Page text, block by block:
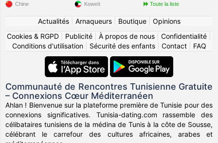
Chine Koweït Toute la liste
Actualités| Arnaqueurs| Boutique| Opinions
Cookies & RGPD
Publicité À propos de nous Confidentialité
Conditions d'utilisation| Sécurité des enfants| Contact| FAQ
Communauté de Rencontres Tunisienne Gratuite
– Connexions Cœur Méditerranéen
Ahlan ! Bienvenue sur la plateforme première de Tunisie pour des
connexions significatives. Tunisia-dating.com rassemble des
célibataires tunisiens de la médina de Tunis à la côte de Sousse,
célébrant le carrefour des cultures africaines, arabes et